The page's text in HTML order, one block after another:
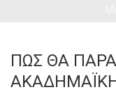
ΠΩΣ ΘΑ